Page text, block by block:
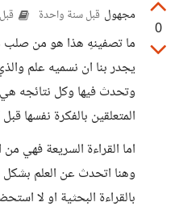
0
مجهول قبل سنة واحدة
ما تصفينهِ هذا هو من صلب
يجدر بنا ان نسميه علم
وتحدث فيها وكل نتائجه هي
المتعلقين بالفكرة نفسها
اما القراءة السريعة فهي
وهنا اتحدث عن العلم
بالقراءة البحثية او لا